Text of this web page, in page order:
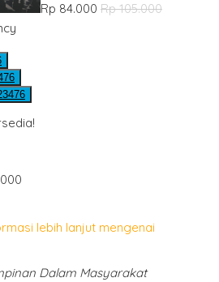
Rp 84.000 Rp 105.000
lebih lanjut mengenai
Dalam Masyarakat